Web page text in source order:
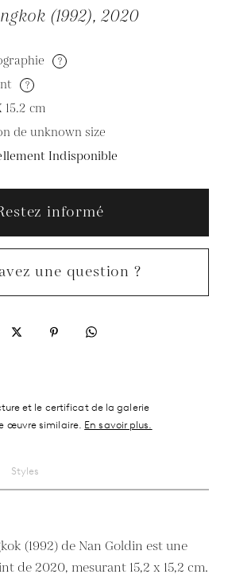
(1992), 2020
?
?
15.2 cm
de unknown size
Indisponible
informé
une question ?
et le certificat de la galerie
œuvre similaire. En savoir plus.
Styles
(1992) de Nan Goldin est une
de 2020, mesurant 15,2 x 15,2 cm.